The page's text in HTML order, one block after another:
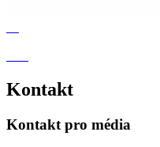
Kontakt
Kontakt pro média